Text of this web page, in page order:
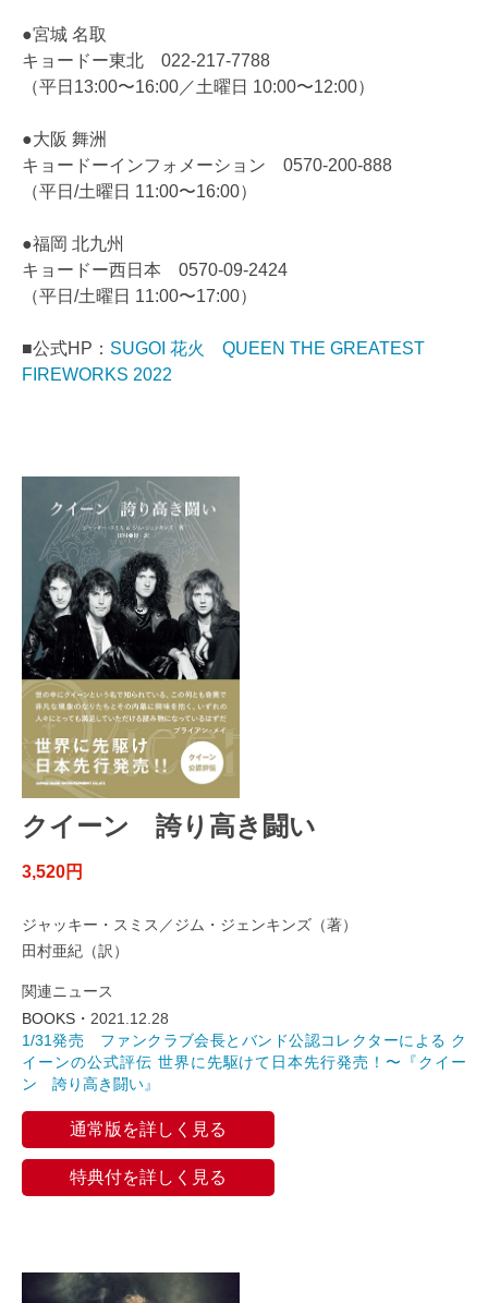
●宮城 名取
キョードー東北 022-217-7788
（平日13:00〜16:00／土曜日 10:00〜12:00）
●大阪 舞洲
キョードーインフォメーション 0570-200-888
（平日/土曜日 11:00〜16:00）
●福岡 北九州
キョードー西日本 0570-09-2424
（平日/土曜日 11:00〜17:00）
■公式HP： SUGOI 花火 QUEEN THE GREATEST
FIREWORKS 2022
クイーン 誇り高き闘い
3,520円
ジャッキー・スミス／ジム・ジェンキンズ（著）
田村亜紀（訳）
関連ニュース
BOOKS・ 2021.12.28
1/31発売 ファンクラブ会長とバンド公認コレクターによる ク
イーンの公式評伝 世界に先駆けて日本先行発売！〜『クイー
ン 誇り高き闘い』
通常版を詳しく見る
特典付を詳しく見る